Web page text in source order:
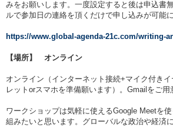
みをお願いします。一度設定すると後は申込書
ルで参加日の連絡を頂くだけで申し込みが可能に
https://www.global-agenda-21c.com/writing-
【場所】 オンライン
オンライン（インターネット接続+マイク付き
レットorスマホを準備願います）。Gmailをご用
ワークショップは気軽に使えるGoogle Meetを
組みたいと思います。グローバルな政治や経済